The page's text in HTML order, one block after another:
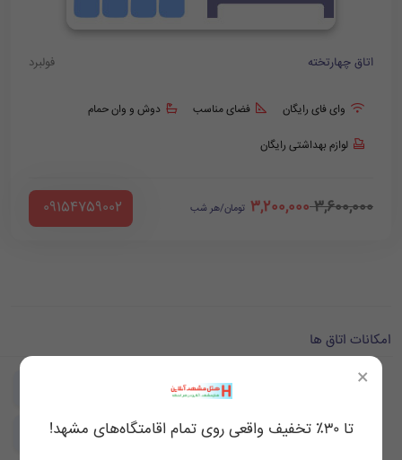
اتاق چهارتخته فولبرد
وای فای رایگان فضای مناسب دوش و وان حمام
لوازم بهداشتی رایگان
3,600,000
3,200,000 تومان/هر شب ‪ 09154759002
امکانات اتاق ها
روم سرویس رخت آویز
×
تا ۳۰٪ تخفیف واقعی روی تمام اقامتگاه‌های مشهد!